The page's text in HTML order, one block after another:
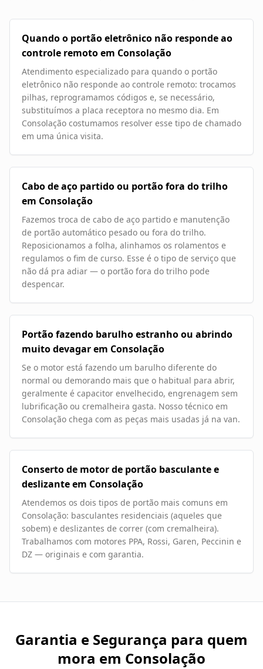
Quando o portão eletrônico não responde ao
controle remoto em Consolação
Atendimento especializado para quando o portão
eletrônico não responde ao controle remoto: trocamos
pilhas, reprogramamos códigos e, se necessário,
substituímos a placa receptora no mesmo dia. Em
Consolação costumamos resolver esse tipo de chamado
em uma única visita.
Cabo de aço partido ou portão fora do trilho
em Consolação
Fazemos troca de cabo de aço partido e manutenção
de portão automático pesado ou fora do trilho.
Reposicionamos a folha, alinhamos os rolamentos e
regulamos o fim de curso. Esse é o tipo de serviço que
não dá pra adiar — o portão fora do trilho pode
despencar.
Portão fazendo barulho estranho ou abrindo
muito devagar em Consolação
Se o motor está fazendo um barulho diferente do
normal ou demorando mais que o habitual para abrir,
geralmente é capacitor envelhecido, engrenagem sem
lubrificação ou cremalheira gasta. Nosso técnico em
Consolação chega com as peças mais usadas já na van.
Conserto de motor de portão basculante e
deslizante em Consolação
Atendemos os dois tipos de portão mais comuns em
Consolação: basculantes residenciais (aqueles que
sobem) e deslizantes de correr (com cremalheira).
Trabalhamos com motores PPA, Rossi, Garen, Peccinin e
DZ — originais e com garantia.
Garantia e Segurança para quem
mora em Consolação